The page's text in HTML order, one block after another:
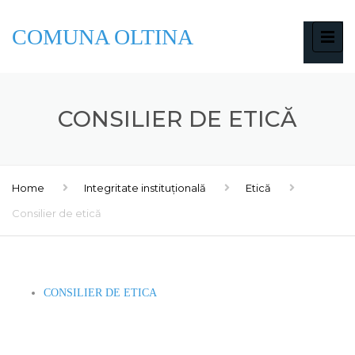
COMUNA OLTINA
CONSILIER DE ETICĂ
Home Integritate instituțională
Etică
Consilier de etică
CONSILIER DE ETICA